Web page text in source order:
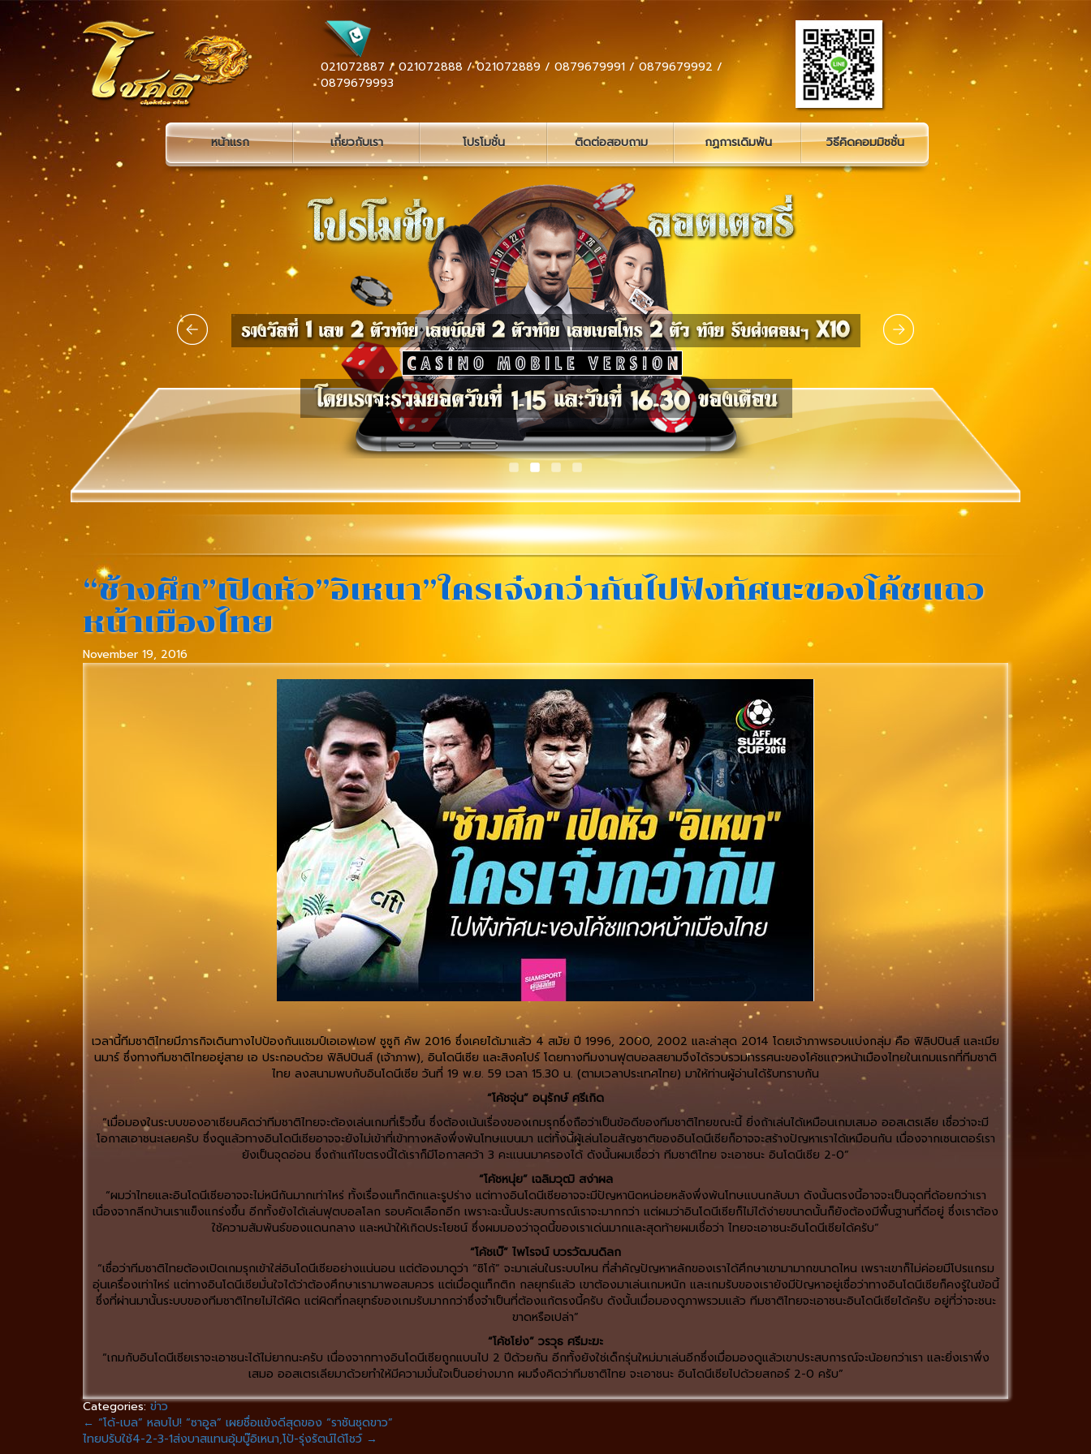
021072887 / 021072888 / 021072889 / 0879679991 / 0879679992 /
0879679993
หน้าแรก เกี่ยวกับเรา โปรโมชั่น ติดต่อสอบถาม กฏการเดิมพัน วิธีคิดคอมมิชชั่น
“ช้างศึก”เปิดหัว”อิเหนา”ใครเจ๋งกว่ากันไปฟังทัศนะของโค้ชแถว
หน้าเมืองไทย
November 19, 2016
เวลานี้ทีมชาติไทยมีภารกิจเดินทางไปป้องกันแชมป์เอเอฟเอฟ ซูซูกิ คัพ 2016 ซึ่งเคยได้มาแล้ว 4 สมัย ปี 1996, 2000, 2002 และล่าสุด 2014 โดยเจ้าภาพรอบแบ่งกลุ่ม คือ ฟิลิปปินส์ และเมีย
นมาร์ ซึ่งทางทีมชาติไทยอยู่สาย เอ ประกอบด้วย ฟิลิปปินส์ (เจ้าภาพ), อินโดนีเซีย และสิงคโปร์ โดยทางทีมงานฟุตบอลสยามจึงได้รวบรวมทรรศนะของโค้ชแถวหน้าเมืองไทยในเกมแรกที่ทีมชาติ
ไทย ลงสนามพบกับอินโดนีเซีย วันที่ 19 พ.ย. 59 เวลา 15.30 น. (ตามเวลาประเทศไทย) มาให้ท่านผู้อ่านได้รับทราบกัน
“โค้ชจุ่น” อนุรักษ์ ศรีเกิด
“เมื่อมองในระบบของอาเซียนคิดว่าทีมชาติไทยจะต้องเล่นเกมที่เร็วขึ้น ซึ่งต้องเน้นเรื่องของเกมรุกซึ่งถือว่าเป็นข้อดีของทีมชาติไทยขณะนี้ ยิ่งถ้าเล่นได้เหมือนเกมเสมอ ออสเตรเลีย เชื่อว่าจะมี
โอกาสเอาชนะเลยครับ ซึ่งดูแล้วทางอินโดนีเซียอาจจะยังไม่เข้าที่เข้าทางหลังพึ่งพ้นโทษแบนมา แต่ทั้งนี้ผู้เล่นโอนสัญชาติของอินโดนีเซียก็อาจจะสร้างปัญหาเราได้เหมือนกัน เนื่องจากเซนเตอร์เรา
ยังเป็นจุดอ่อน ซึ่งถ้าแก้ไขตรงนี้ได้เราก็มีโอกาสคว้า 3 คะแนนมาครองได้ ดังนั้นผมเชื่อว่า ทีมชาติไทย จะเอาชนะ อินโดนีเซีย 2-0”
“โค้ชหนุ่ย” เฉลิมวุฒิ สง่าผล
“ผมว่าไทยและอินโดนีเซียอาจจะไม่หนีกันมากเท่าไหร่ ทั้งเรื่องแท็กติกและรูปร่าง แต่ทางอินโดนีเซียอาจจะมีปัญหานิดหน่อยหลังพึ่งพ้นโทษแบนกลับมา ดังนั้นตรงนี้อาจจะเป็นจุดที่ด้อยกว่าเรา
เนื่องจากลีกบ้านเราแข็งแกร่งขึ้น อีกทั้งยังได้เล่นฟุตบอลโลก รอบคัดเลือกอีก เพราะฉะนั้นประสบการณ์เราจะมากกว่า แต่ผมว่าอินโดนีเซียก็ไม่ได้ง่ายขนาดนั้นก็ยังต้องมีพื้นฐานที่ดีอยู่ ซึ่งเราต้อง
ใช้ความสัมพันธ์ของแดนกลาง และหน้าให้เกิดประโยชน์ ซึ่งผมมองว่าจุดนี้ของเราเด่นมากและสุดท้ายผมเชื่อว่า ไทยจะเอาชนะอินโดนีเซียได้ครับ”
“โค้ชเบ๊” ไพโรจน์ บวรวัฒนดิลก
“เชื่อว่าทีมชาติไทยต้องเปิดเกมรุกเข้าใส่อินโดนีเซียอย่างแน่นอน แต่ต้องมาดูว่า “ซิโก้” จะมาเล่นในระบบไหน ที่สำคัญปัญหาหลักของเราได้ศึกษาเขามามากขนาดไหน เพราะเขาก็ไม่ค่อยมีโปรแกรม
อุ่นเครื่องเท่าไหร่ แต่ทางอินโดนีเซียมั่นใจได้ว่าต้องศึกษาเรามาพอสมควร แต่เมื่อดูแท็กติก กลยุทธ์แล้ว เขาต้องมาเล่นเกมหนัก และเกมรับของเรายังมีปัญหาอยู่เชื่อว่าทางอินโดนีเซียก็คงรู้ในข้อนี้
ซึ่งที่ผ่านมานั้นระบบของทีมชาติไทยไม่ได้ผิด แต่ผิดที่กลยุทธ์ของเกมรับมากกว่าซึ่งจำเป็นที่ต้องแก้ตรงนี้ครับ ดังนั้นเมื่อมองดูภาพรวมแล้ว ทีมชาติไทยจะเอาชนะอินโดนีเซียได้ครับ อยู่ที่ว่าจะชนะ
ขาดหรือเปล่า”
“โค้ชโย่ง” วรวุธ ศรีมะฆะ
“เกมกับอินโดนีเซียเราจะเอาชนะได้ไม่ยากนะครับ เนื่องจากทางอินโดนีเซียถูกแบนไป 2 ปีด้วยกัน อีกทั้งยังใช่เด็กรุ่นใหม่มาเล่นอีกซึ่งเมื่อมองดูแล้วเขาประสบการณ์จะน้อยกว่าเรา และยิ่งเราพึ่ง
เสมอ ออสเตรเลียมาด้วยทำให้มีความมั่นใจเป็นอย่างมาก ผมจึงคิดว่าทีมชาติไทย จะเอาชนะ อินโดนีเซียไปด้วยสกอร์ 2-0 ครับ”
Categories:ข่าว
← “โด้-เบล” หลบไป! “ซาอูล” เผยชื่อแข้งดีสุดของ “ราชันชุดขาว”
ไทยปรับใช้4-2-3-1ส่งบาสแทนอุ้มบู๊อิเหนา,โป้-รุ่งรัตน์ได้โชว์ →